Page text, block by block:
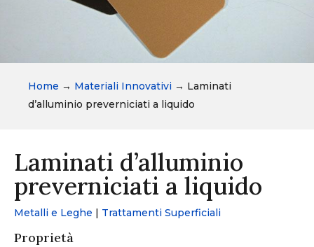
Home → Materiali Innovativi → Laminati
d’alluminio preverniciati a liquido
Laminati d’alluminio
preverniciati a liquido
Metalli e Leghe | Trattamenti Superficiali
Proprietà